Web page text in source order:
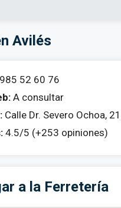
Avilés
52 60 76
A consultar
Calle Dr. Severo Ochoa,
4.5/5 (+253 opiniones)
a la Ferretería